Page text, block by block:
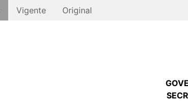
Vigente Original